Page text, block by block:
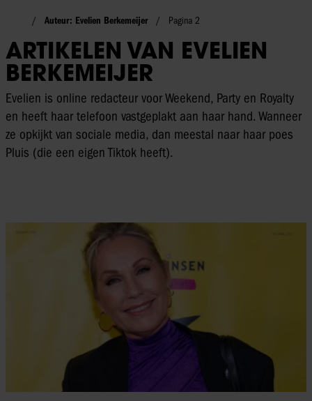
Auteur: Evelien Berkemeijer Pagina 2
ARTIKELEN VAN EVELIEN
BERKEMEIJER
Evelien is online redacteur voor Weekend, Party en Royalty
en heeft haar telefoon vastgeplakt aan haar hand. Wanneer
ze opkijkt van sociale media, dan meestal naar haar poes
Pluis (die een eigen Tiktok heeft).